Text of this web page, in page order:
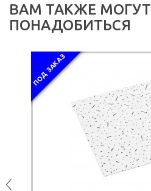
ВАМ ТАКЖЕ МОГУТ
ПОНАДОБИТЬСЯ
ПОД ЗАКАЗ